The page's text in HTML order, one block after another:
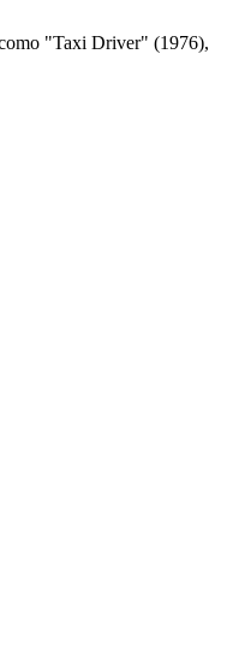
"Taxi Driver" (1976),